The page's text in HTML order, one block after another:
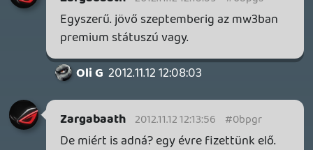
soliduss 2012.11.12 11:35:17 #0bpgl
😃
régen előfizettek a régi Dlc-s
szolgáltatásara 😃 mert ugye nekik tuti
nem fogja ingyen adni a Activison a
Season pass-t 😃